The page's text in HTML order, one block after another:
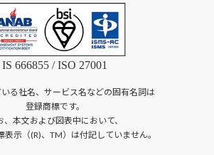
IS 666855 / ISO 27001
る社名、サービス名などの固有名詞は
登録商標です。
、本文および図表中において、
表示（(R)、TM）は付記していません。